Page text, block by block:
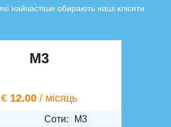
найчастіше обирають наші клієнти
M3
€ 12.00/ місяць
Соти:
M3